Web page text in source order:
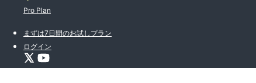
Pro Plan
まずは7日間のお試しプラン
ログイン